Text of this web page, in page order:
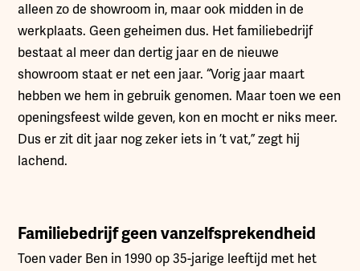
alleen zo de showroom in, maar ook midden in de
werkplaats. Geen geheimen dus. Het familiebedrijf
bestaat al meer dan dertig jaar en de nieuwe
showroom staat er net een jaar. “Vorig jaar maart
hebben we hem in gebruik genomen. Maar toen we een
openingsfeest wilde geven, kon en mocht er niks meer.
Dus er zit dit jaar nog zeker iets in ’t vat,” zegt hij
lachend.
Familiebedrijf geen vanzelfsprekendheid
Toen vader Ben in 1990 op 35-jarige leeftijd met het